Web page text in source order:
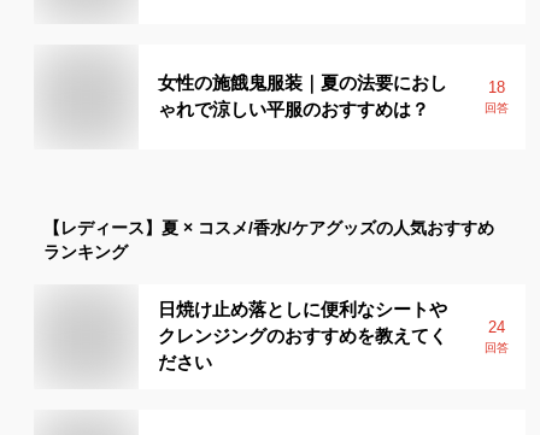
女性の施餓鬼服装｜夏の法要におし
ゃれで涼しい平服のおすすめは？
18
回答
【レディース】 夏 × コスメ/香水/ケアグッズの人気おすすめ
ランキング
日焼け止め落としに便利なシートや
クレンジングのおすすめを教えてく
ださい
24
回答